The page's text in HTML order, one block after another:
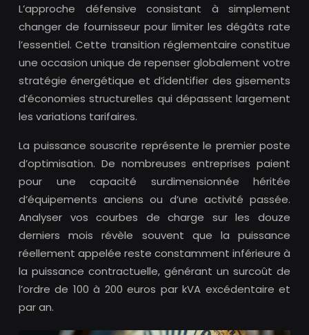
L’approche défensive consistant à simplement
changer de fournisseur pour limiter les dégâts rate
l’essentiel. Cette transition réglementaire constitue
une occasion unique de repenser globalement votre
stratégie énergétique et d’identifier des gisements
d’économies structurelles qui dépassent largement
les variations tarifaires.
La puissance souscrite représente le premier poste
d’optimisation. De nombreuses entreprises paient
pour une capacité surdimensionnée héritée
d’équipements anciens ou d’une activité passée.
Analyser vos courbes de charge sur les douze
derniers mois révèle souvent que la puissance
réellement appelée reste constamment inférieure à
la puissance contractuelle, générant un surcoût de
l’ordre de 100 à 200 euros par kVA excédentaire et
par an.